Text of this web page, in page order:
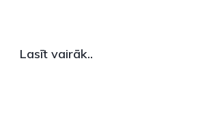
Lasīt vairāk..